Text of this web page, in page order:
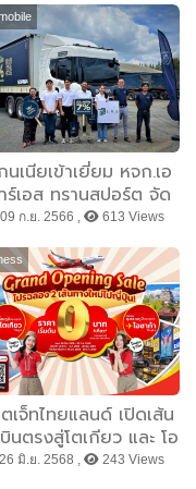
นเนียเข้าเยี่ยม หจก.เอ
ร์เอส ทรานสปอร์ต จัด
ทัพใหญ่ลุยกิจกรรม
Champion
Roadshow
ก.ย. 2566 , 613 Views
เจ็ทไทยแลนด์ เปิดเส้น
นตรงสู่โตเกียว และ โอ
ก้า ตั๋วโปรฯ เริ่มต้น 0
26 มิ.ย. 2568 , 243 Views